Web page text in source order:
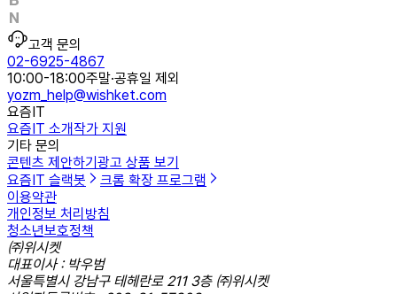
고객 문의
02-6925-4867
10:00-18:00주말·공휴일 제외
yozm_help@wishket.com
요즘IT
요즘IT 소개작가 지원
기타 문의
콘텐츠 제안하기 광고 상품 보기
요즘IT 슬랙봇
크롬 확장 프로그램
이용약관
개인정보 처리방침
청소년보호정책
㈜위시켓
대표이사 : 박우범
서울특별시 강남구 테헤란로 211 3층 ㈜위시켓